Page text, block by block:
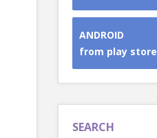
ANDROID
from play store
SEARCH